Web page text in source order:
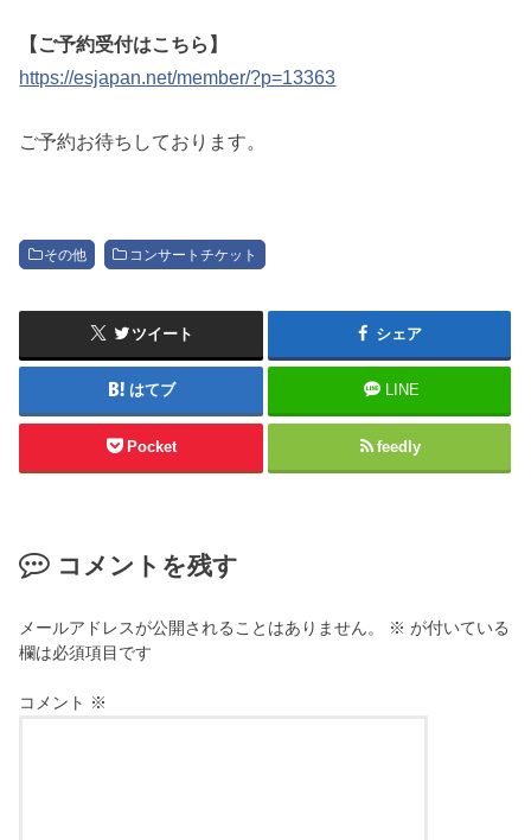
【ご予約受付はこちら】
https://esjapan.net/member/?p=13363
ご予約お待ちしております。
その他 コンサートチケット
ツイート シェア
はてブ LINE
Pocket feedly
コメントを残す
メールアドレスが公開されることはありません。 ※ が付いている
欄は必須項目です
コメント ※